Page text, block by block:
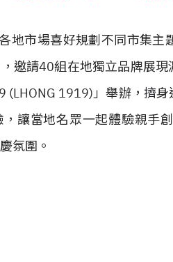
地市場喜好規劃不同市集
邀請40組在地獨立品牌展
(LHONG 1919)」舉辦，擠
讓當地名眾一起體驗親手
氛圍。